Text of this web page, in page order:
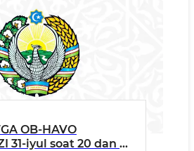
OB-HAVO
31-iyul soat 20 dan 1-